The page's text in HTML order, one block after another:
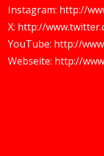
Instagram: http://
X: http://
YouTube: http://
Webseite: http://